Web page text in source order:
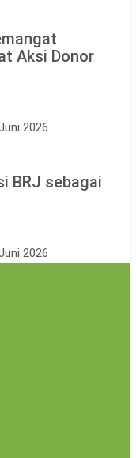
Aksi Donor
2026
BRJ sebagai
2026